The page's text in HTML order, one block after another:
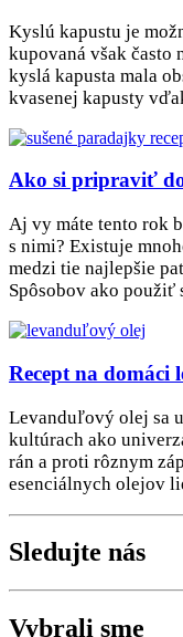
Kyslú kapustu je
kupovaná však často
kyslá kapusta mala
kvasenej kapusty
Ako si pripraviť
Aj vy máte tento rok
s nimi? Existuje
medzi tie najlepšie
Spôsobov ako
Recept na domáci
Levanduľový olej sa
kultúrach ako
rán a proti rôznym
esenciálnych olejov
Sledujte nás
Vybrali sme